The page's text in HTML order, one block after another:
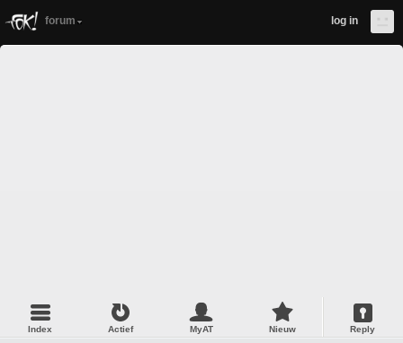
forum log in
Index Actief MyAT Nieuw Reply